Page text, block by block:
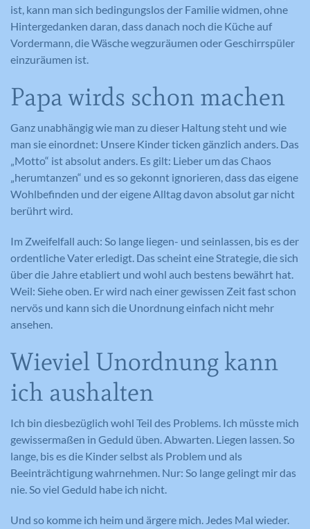
ist, kann man sich bedingungslos der Familie widmen, ohne
Hintergedanken daran, dass danach noch die Küche auf
Vordermann, die Wäsche wegzuräumen oder Geschirrspüler
einzuräumen ist.
Papa wirds schon machen
Ganz unabhängig wie man zu dieser Haltung steht und wie
man sie einordnet: Unsere Kinder ticken gänzlich anders. Das
„Motto“ ist absolut anders. Es gilt: Lieber um das Chaos
„herumtanzen“ und es so gekonnt ignorieren, dass das eigene
Wohlbefinden und der eigene Alltag davon absolut gar nicht
berührt wird.
Im Zweifelfall auch: So lange liegen- und seinlassen, bis es der
ordentliche Vater erledigt. Das scheint eine Strategie, die sich
über die Jahre etabliert und wohl auch bestens bewährt hat.
Weil: Siehe oben. Er wird nach einer gewissen Zeit fast schon
nervös und kann sich die Unordnung einfach nicht mehr
ansehen.
Wieviel Unordnung kann
ich aushalten
Ich bin diesbezüglich wohl Teil des Problems. Ich müsste mich
gewissermaßen in Geduld üben. Abwarten. Liegen lassen. So
lange, bis es die Kinder selbst als Problem und als
Beeinträchtigung wahrnehmen. Nur: So lange gelingt mir das
nie. So viel Geduld habe ich nicht.
Und so komme ich heim und ärgere mich. Jedes Mal wieder.